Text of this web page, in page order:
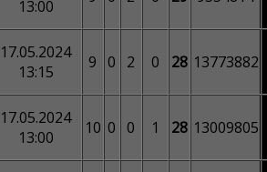
13:00
17.05.2024
13:15
9 0 2 0 28 13773882
17.05.2024
13:00
10 0 0 1 28 13009805